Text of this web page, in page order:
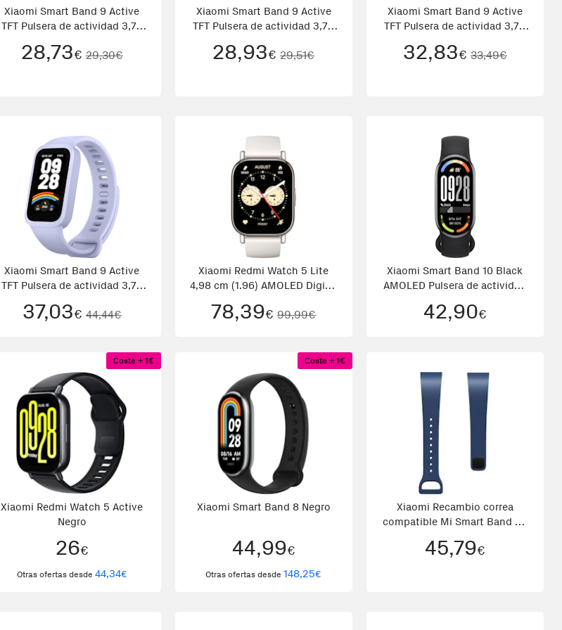
Xiaomi Smart Band 9 Active
TFT Pulsera de actividad 3,73
28,73€ 29,30€
Xiaomi Smart Band 9 Active
TFT Pulsera de actividad 3,73
28,93€ 29,51€
Xiaomi Smart Band 9 Active
TFT Pulsera de actividad 3,73
32,83€ 33,49€
Xiaomi Smart Band 9 Active
TFT Pulsera de actividad 3,73
37,03€ 44,44€
Xiaomi Redmi Watch 5 Lite
4,98 cm (1.96) AMOLED Digital
táctil Oro GPS (satélite)
78,39€ 99,99€
Xiaomi Smart Band 10 Black
AMOLED Pulsera de actividad
42,90€
Coste + 1€
Xiaomi Redmi Watch 5 Active
Negro
26€
Otras ofertas desde 44,34€
Coste + 1€
Xiaomi Smart Band 8 Negro
44,99€
Otras ofertas desde148,25€
Xiaomi Recambio correa
compatible Mi Smart Band 4C
45,79€